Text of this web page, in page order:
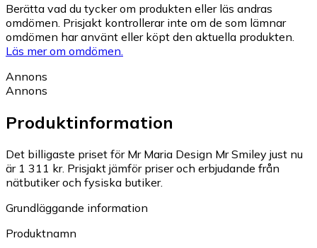
Berätta vad du tycker om produkten eller läs andras
omdömen. Prisjakt kontrollerar inte om de som lämnar
omdömen har använt eller köpt den aktuella produkten.
Läs mer om omdömen.
Annons
Annons
Produktinformation
Det billigaste priset för Mr Maria Design Mr Smiley just nu
är 1 311 kr. Prisjakt jämför priser och erbjudande från
nätbutiker och fysiska butiker.
Grundläggande information
Produktnamn